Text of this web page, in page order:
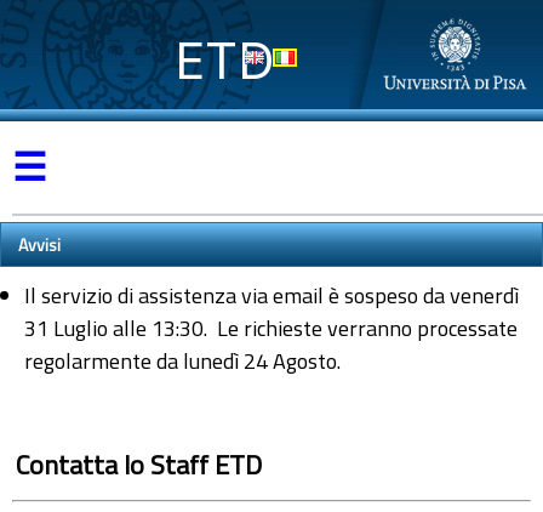
ETD
☰
Avvisi
Il servizio di assistenza via email è sospeso da venerdì
31 Luglio alle 13:30. Le richieste verranno processate
regolarmente da lunedì 24 Agosto.
Contatta lo Staff ETD